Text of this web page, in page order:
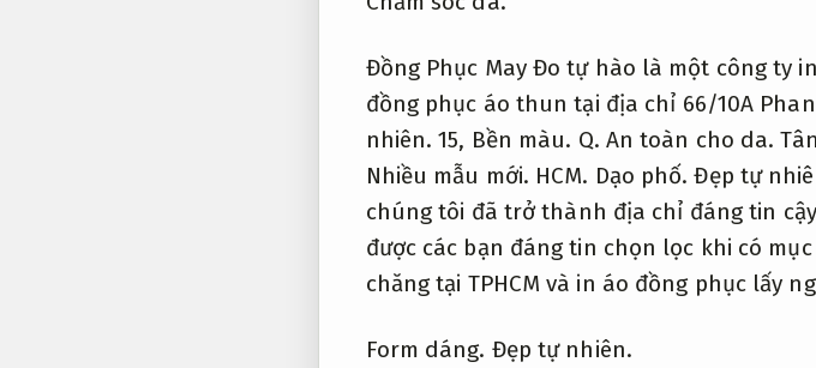
Đồng Phục May Đo tự hào là một công ty
đồng phục áo thun tại địa chỉ 66/10A
nhiên. 15, Bền màu. Q. An toàn cho da.
Nhiều mẫu mới. HCM. Dạo phố. Đẹp tự
chúng tôi đã trở thành địa chỉ đáng tin
được các bạn đáng tin chọn lọc khi có
chăng tại TPHCM và in áo đồng phục lấy
Form dáng. Đẹp tự nhiên.